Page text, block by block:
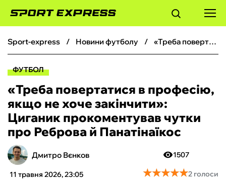
ФУТБОЛ
БОКС
ХОКЕЙ
ТЕНІС
sport-express новини футболу «Треба повертатися в професію, якщо не хоче закінчити»: Циганик прокоментував чутки про Реброва й Панатінаїкос
ФУТБОЛ
«Треба повертатися в професію,
якщо не хоче закінчити»:
Циганик прокоментував чутки
про Реброва й Панатінаїкос
Дмитро Вєнков
11 травня 2026, 23:05
1507
★★★★★
★★★★★2 голоси